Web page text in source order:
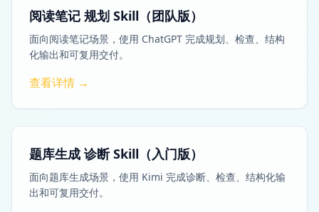
阅读笔记 规划 Skill（团队版）
面向阅读笔记场景，使用 ChatGPT 完成规划、检查、结构
化输出和可复用交付。
查看详情 →
题库生成 诊断 Skill（入门版）
面向题库生成场景，使用 Kimi 完成诊断、检查、结构化输
出和可复用交付。